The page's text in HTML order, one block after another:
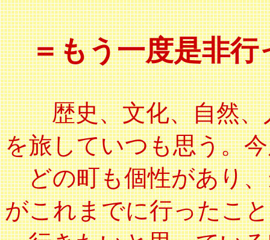
＝もう一度是非
歴史、文化、自然
を旅していつも思う。
どの町も個性があり、
がこれまでに行ったこ